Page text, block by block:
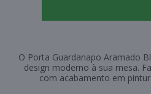
O Porta Guardanapo Aramado
design moderno à sua mesa.
com acabamento em